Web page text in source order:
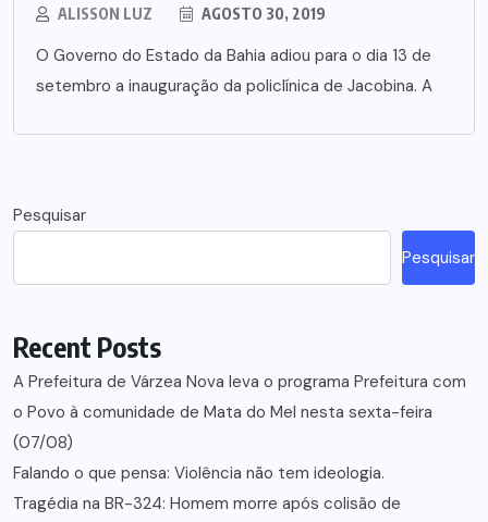
ALISSON LUZ AGOSTO 30, 2019
O Governo do Estado da Bahia adiou para o dia 13 de
setembro a inauguração da policlínica de Jacobina. A
Pesquisar
Pesquisar
Recent Posts
A Prefeitura de Várzea Nova leva o programa Prefeitura com
o Povo à comunidade de Mata do Mel nesta sexta-feira
(07/08)
Falando o que pensa: Violência não tem ideologia.
Tragédia na BR-324: Homem morre após colisão de